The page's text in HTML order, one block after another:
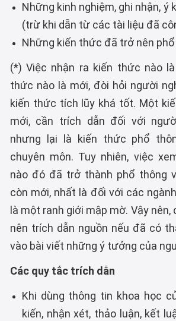
Những kinh nghiệm, ghi nhận, ý
(trừ khi dẫn từ các tài liệu đã
Những kiến thức đã trở nên
(*) Việc nhận ra kiến thức nào
thức nào là mới, đòi hỏi người
kiến thức tích lũy khá tốt. Một
mới, cần trích dẫn đối với
nhưng lại là kiến thức phổ
chuyên môn. Tuy nhiên, việc
nào đó đã trở thành phổ thông
còn mới, nhất là đối với các
là một ranh giới mập mờ. Vậy nên,
nên trích dẫn nguồn nếu đã có
vào bài viết những ý tưởng của
Các quy tắc trích dẫn
Khi dùng thông tin khoa học
kiến, nhận xét, thảo luận, kết